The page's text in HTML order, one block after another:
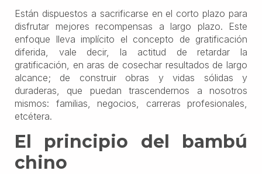
Están dispuestos a sacrificarse en el corto plazo para
disfrutar mejores recompensas a largo plazo. Este
enfoque lleva implícito el concepto de gratificación
diferida, vale decir, la actitud de retardar la
gratificación, en aras de cosechar resultados de largo
alcance; de construir obras y vidas sólidas y
duraderas, que puedan trascendernos a nosotros
mismos: familias, negocios, carreras profesionales,
etcétera.
El principio del bambú
chino